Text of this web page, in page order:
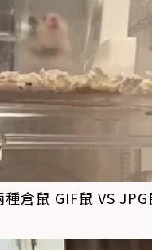
倉鼠 GIF鼠 VS JPG